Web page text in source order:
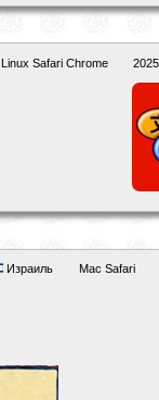
Linux Safari Chrome
Mac Safari
Израиль